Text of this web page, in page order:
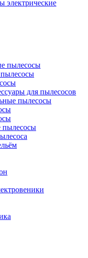
электрические
пылесосы
для пылесосов
пылесосы
пылесосы